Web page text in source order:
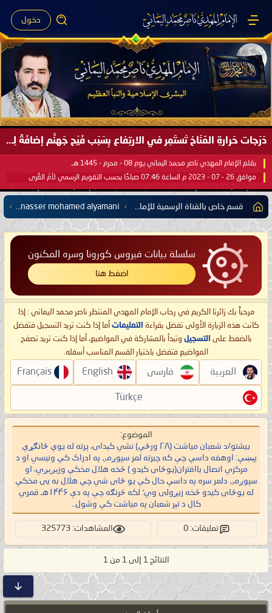
دخول
دَرَجات حَرارةِ المُنَاخ تَستَمِر في الارتِفاع بِسَبَب فَيْح جَهنَّم إضافَةً لِحرارةِ الشَّمس في مُحكَم القُرآن العَظيم ..
بقلم الإمام المهدي ناصر محمد اليماني يوم 08 - محرم - 1445 هـ
موافق 26 - 07 - 2023 م الساعة 07:46 صباحًا بحسب التقويم الرسمي لأمّ القُرى
سلسلة بيانات فيروس كورونا وسره المكنون
اضغط هنا
مرحباً بك زائرنا الكريم في رحاب الإمام المهدي المنتظر ناصر محمد اليماني : إذا
كانت هذه الزيارة الأولى تفضل بقراءة التعليمات أما إذا كنت تريد التسجيل فتفضل
بالضغط على التسجيل وتبدأ بالمشاركة في المواضيع، أما إذا كنت تريد تصفح
المواضيع فتفضل باختيار القسم المناسب أسفله.
العربية فارسی English
Français
Türkçe
الموضوع:
بيشتو/د شعبان میاشت (۲۸ ورځې) نشي کېدای، پرته له یوې ځانګړې
پېښې: اوهغه داسې چې که چیرته لمر سپوږمۍ په ادراک کې ونیسي او د
مرکزي اتصال یااقتران(یوځای کیدو ) څخه هلال مخکې وزېږېږي، او
سپوږمۍ دلمر سره په داسې حال کې یو ځای شي چې هلال به یی مخکې
له یوځای کیدو څخه زیږولی وي؛ لکه څرنګه چې په دې ۱۴۴۶هـ قمري
کال د تېر شعبان په میاشت کې وشول..
تعليقات: 0 المشاهدات: 325773
النتائج 1 إلى 1 من 1